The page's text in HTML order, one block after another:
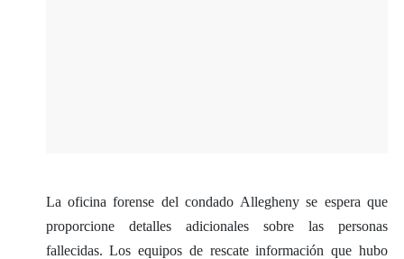
La oficina forense del condado Allegheny se espera que
proporcione detalles adicionales sobre las personas
fallecidas. Los equipos de rescate información que hubo